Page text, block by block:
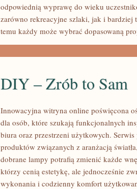
odpowiednią wyprawę do wieku
zarówno rekreacyjne szlaki, jak i
temu każdy może wybrać dopasowaną
DIY – Zrób to Sam
Innowacyjna witryna online poświęcona
dla osób, które szukają funkcjonalnych
biura oraz przestrzeni użytkowych.
produktów związanych z aranżacją
dobrane lampy potrafią zmienić każde
którzy cenią estetykę, ale jednocześnie
wykonania i codzienny komfort